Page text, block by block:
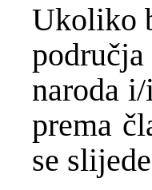
Ukoliko
naroda
prema
se